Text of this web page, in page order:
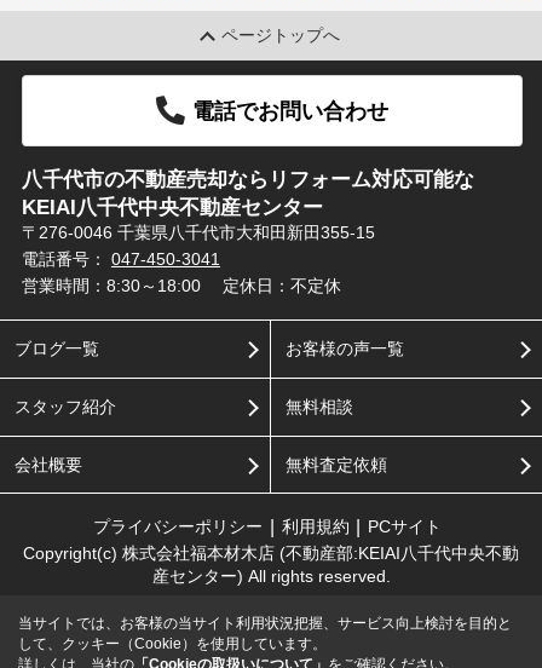
ページトップへ
電話でお問い合わせ
八千代市の不動産売却ならリフォーム対応可能な
KEIAI八千代中央不動産センター
〒276-0046 千葉県八千代市大和田新田355-15
電話番号： 047-450-3041
営業時間：8:30～18:00
定休日：不定休
ブログ一覧
スタッフ紹介
会社概要
お客様の声一覧
無料相談
無料査定依頼
プライバシーポリシー 利用規約
PCサイト
Copyright(c) 株式会社福本材木店 (不動産部:KEIAI八千代中央不動
産センター) All rights reserved.
当サイトでは、お客様の当サイト利用状況把握、サービス向上検討を目的と
して、クッキー（Cookie）を使用しています。
詳しくは、当社の 「Cookieの取扱いについて」 をご確認ください。